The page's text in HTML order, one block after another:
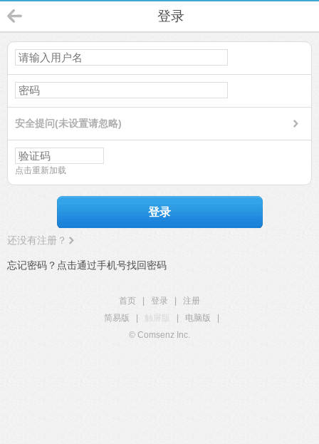
登录
安全提问(未设置请忽略)
点击重新加载
登录
还没有注册？
忘记密码？点击通过手机号找回密码
首页 登录
注册
简易版
触屏版 电脑版
© Comsenz Inc.